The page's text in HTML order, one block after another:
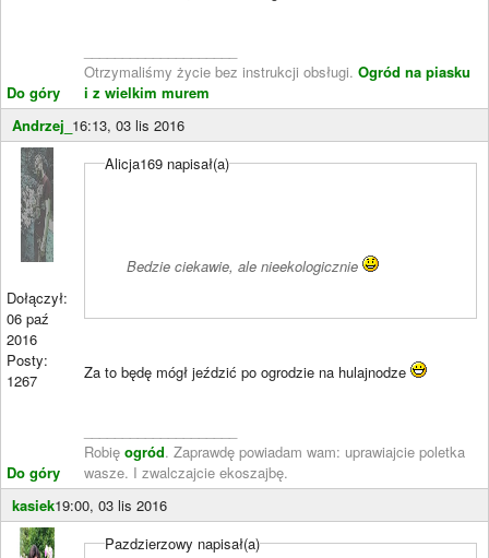
Do góry
Otrzymaliśmy życie bez instrukcji obsługi. Ogród na piasku
i z wielkim murem
Andrzej_ 16:13, 03 lis 2016
Dołączył:
06 paź
2016
Posty:
1267
Do góry
Alicja169 napisał(a)
Bedzie ciekawie, ale nieekologicznie
Za to będę mógł jeździć po ogrodzie na hulajnodze
Robię ogród. Zaprawdę powiadam wam: uprawiajcie poletka
wasze. I zwalczajcie ekoszajbę.
kasiek19:00, 03 lis 2016
Pazdzierzowy napisał(a)